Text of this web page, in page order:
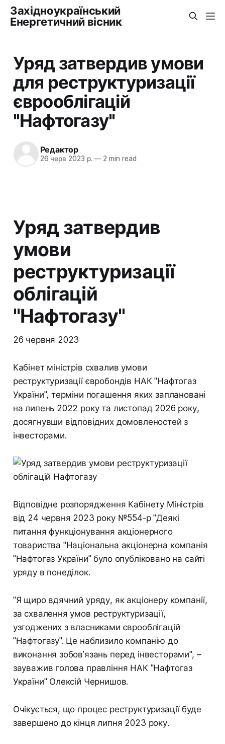
Західноукраїнський
Енергетичний вісник
Уряд затвердив умови
для реструктуризації
єврооблігацій
"Нафтогазу"
Редактор
26 черв 2023 р. — 2 min read
Уряд затвердив
умови
реструктуризації
облігацій
"Нафтогазу"
26 червня 2023
Кабінет міністрів схвалив умови
реструктуризації євробондів НАК "Нафтогаз
України", терміни погашення яких заплановані
на липень 2022 року та листопад 2026 року,
досягнувши відповідних домовленостей з
інвесторами.
Відповідне розпорядження Кабінету Міністрів
від 24 червня 2023 року №554-р "Деякі
питання функціонування акціонерного
товариства "Національна акціонерна компанія
"Нафтогаз України" було опубліковано на сайті
уряду в понеділок.
"Я щиро вдячний уряду, як акціонеру компанії,
за схвалення умов реструктуризації,
узгоджених з власниками єврооблігацій
"Нафтогазу". Це наблизило компанію до
виконання зобов’язань перед інвесторами", –
зауважив голова правління НАК "Нафтогаз
України" Олексій Чернишов.
Очікується, що процес реструктуризації буде
завершено до кінця липня 2023 року.